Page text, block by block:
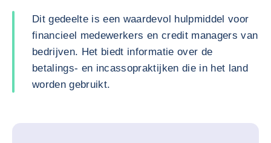
Dit gedeelte is een waardevol hulpmiddel voor
financieel medewerkers en credit managers van
bedrijven. Het biedt informatie over de
betalings- en incassopraktijken die in het land
worden gebruikt.